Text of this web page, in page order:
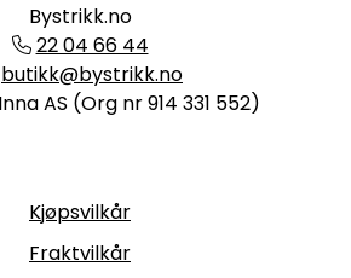
Bystrikk.no
22 04 66 44
butikk@bystrikk.no
AS (Org nr 914 331 552)
Kjøpsvilkår
Fraktvilkår